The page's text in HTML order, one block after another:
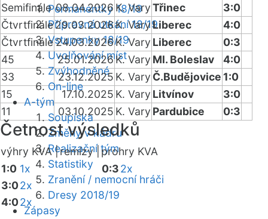
Permanentky 18/19
Přípravná utkání 18/19
Vstupenky 18/19
Uvolňování míst
Zvýhodněné
On-line
A-tým
Soupiska
Změny v kádru
Realizační tým
Statistiky
Zranění / nemocní hráči
Dresy 2018/19
Zápasy
Semifinále 08.04.2026 K. VaryTřinec
3:0
Čtvrtfinále29.03.2026K. VaryLiberec
4:0
Čtvrtfinále24.03.2026K. Vary Liberec
0:3
45
25.01.2026 K. Vary Ml. Boleslav
4:0
33
23.12.2025 K. Vary Č.Budějovice 1:0
15
17.10.2025 K. Vary Litvínov
3:0
11
03.10.2025 K. Vary Pardubice 0:3
Četnost výsledků
výhry KVA |remízy | prohry KVA
1:0 1x
3:02x
4:02x
0:32x